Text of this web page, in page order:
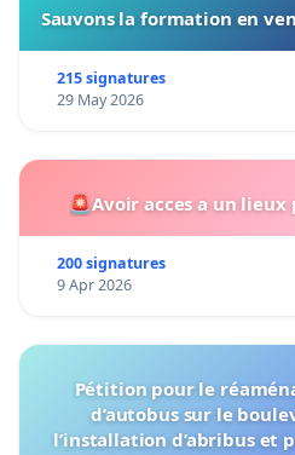
Sauvons la formation en
215 signatures
29 May 2026
🚨Avoir acces a un
200 signatures
9 Apr 2026
Pétition pour le
d’autobus sur le
l’installation d’abribus et